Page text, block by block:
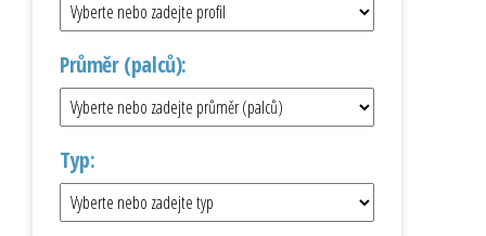
Průměr (palců):
Typ: